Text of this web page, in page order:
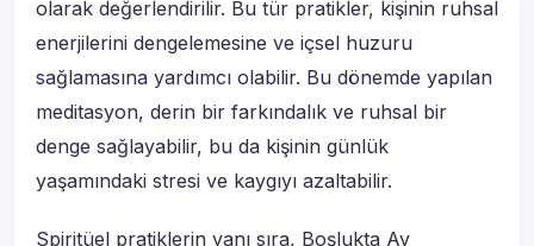
olarak değerlendirilir. Bu tür pratikler, kişinin ruhsal
enerjilerini dengelemesine ve içsel huzuru
sağlamasına yardımcı olabilir. Bu dönemde yapılan
meditasyon, derin bir farkındalık ve ruhsal bir
denge sağlayabilir, bu da kişinin günlük
yaşamındaki stresi ve kaygıyı azaltabilir.
Spiritüel pratiklerin yanı sıra, Boşlukta Ay